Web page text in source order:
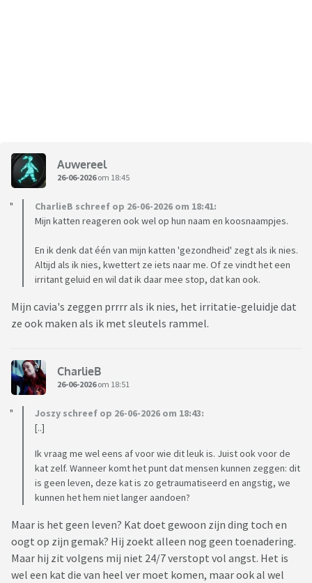
Auwereel
26-06-2026om 18:45
CharlieB schreef op 26-06-2026 om 18:41:
Mijn katten reageren ook wel op hun naam en koosnaampjes.
En ik denk dat één van mijn katten 'gezondheid' zegt als ik nies.
Altijd als ik nies, kwettert ze iets naar me. Of ze vindt het een
irritant geluid en wil dat ik daar mee stop, dat kan ook.
Mijn cavia's zeggen prrrr als ik nies, het irritatie-geluidje dat
ze ook maken als ik met sleutels rammel.
CharlieB
26-06-2026om 18:51
Joszy schreef op 26-06-2026 om 18:43:
[..]
Ik vraag me wel eens af voor wie dit leuk is. Juist ook voor de
kat zelf. Wanneer komt het punt dat mensen kunnen zeggen: dit
is geen leven, deze kat is zo getraumatiseerd en angstig, we
kunnen het hem niet langer aandoen?
Maar is het geen leven? Kat doet gewoon zijn ding toch en
oogt op zijn gemak? Hij zoekt alleen nog geen toenadering.
Maar hij zit volgens mij niet 24/7 verstopt vol angst. Het is
wel een kat die van heel ver moet komen, maar ook al wel